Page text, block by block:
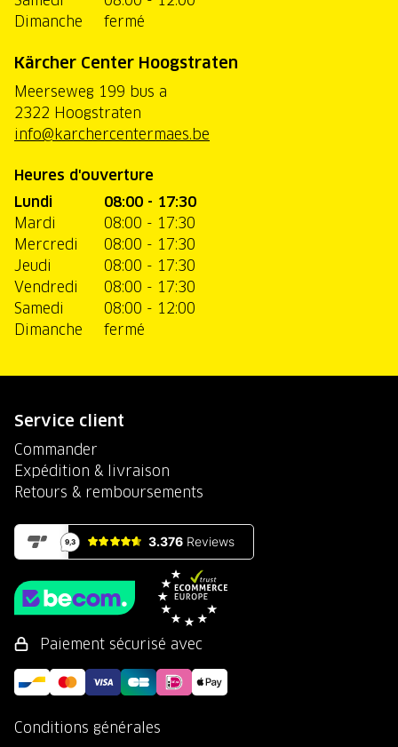
Dimanche
fermé
Kärcher Center Hoogstraten
Meerseweg 199 bus a
2322 Hoogstraten
info@karchercentermaes.be
Heures d'ouverture
Lundi
08:00 - 17:30
Mardi
08:00 - 17:30
Mercredi
08:00 - 17:30
Jeudi
08:00 - 17:30
Vendredi
08:00 - 17:30
Samedi
08:00 - 12:00
Dimanche
fermé
Service client
Commander
Expédition & livraison
Retours & remboursements
Paiement sécurisé avec
Conditions générales